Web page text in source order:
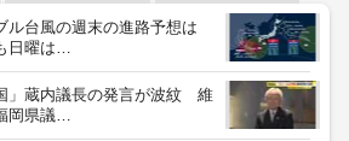
ル台風の週末の進路予想は
日曜は…
」蔵内議長の発言が波紋 維
岡県議…